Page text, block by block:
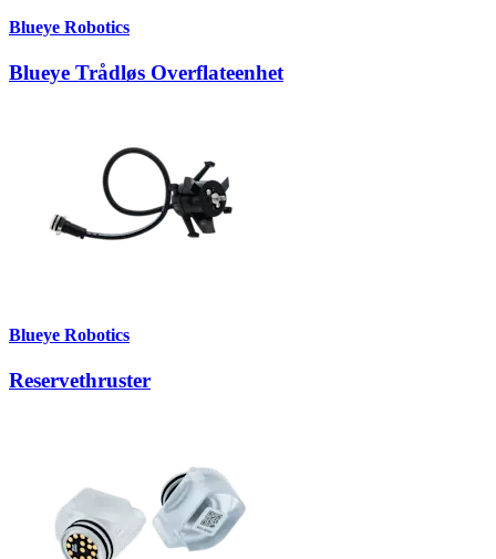
Blueye Robotics
Blueye Trådløs Overflateenhet
Blueye Robotics
Reservethruster